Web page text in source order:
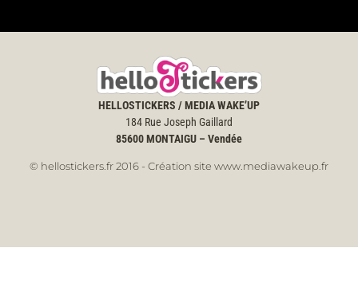
HELLOSTICKERS / MEDIA WAKE’UP
184 Rue Joseph Gaillard
85600MONTAIGU – Vendée
© hellostickers.fr 2016 - Création site www.mediawakeup.fr